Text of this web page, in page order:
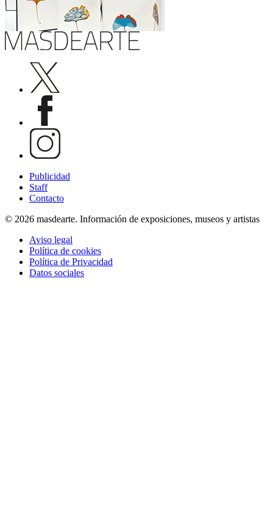
Publicidad
Staff
Contacto
© 2026 masdearte. Información de exposiciones, museos y artistas
Aviso legal
Política de cookies
Política de Privacidad
Datos sociales